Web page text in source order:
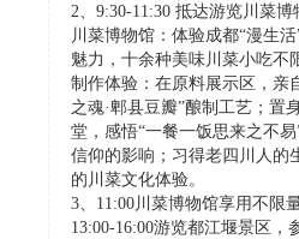
2、9:30-11:30 抵达游览川菜博
川菜博物馆：体验成都“漫生
魅力，十余种美味川菜小吃不
制作体验：在原料展示区，亲
之魂·郫县豆瓣”酿制工艺；置
堂，感悟“一餐一饭思来之不
信仰的影响；习得老四川人的
的川菜文化体验。
3、11:00川菜博物馆享用不限
13:00-16:00游览都江堰景区，